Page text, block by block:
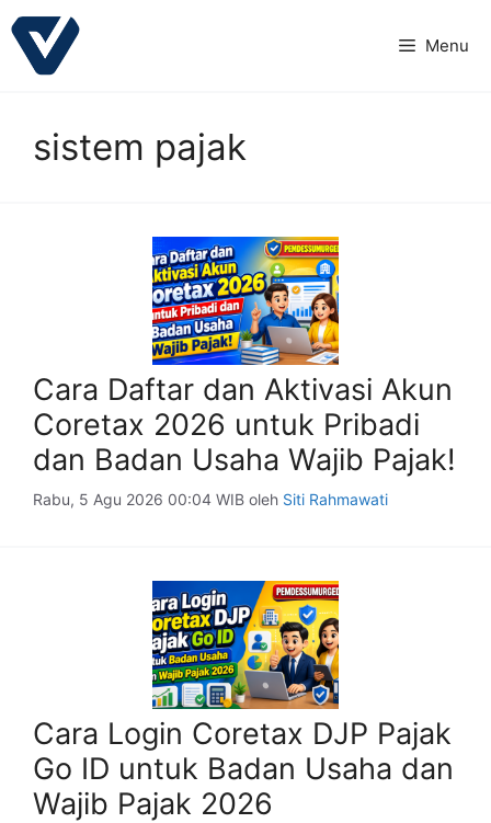
Langsung
ke
Menu
sistem pajak
Cara Daftar dan Aktivasi Akun
Coretax 2026 untuk Pribadi
dan Badan Usaha Wajib Pajak!
Rabu, 5 Agu 2026 00:04 WIB oleh Siti Rahmawati
Cara Login Coretax DJP Pajak
Go ID untuk Badan Usaha dan
Wajib Pajak 2026